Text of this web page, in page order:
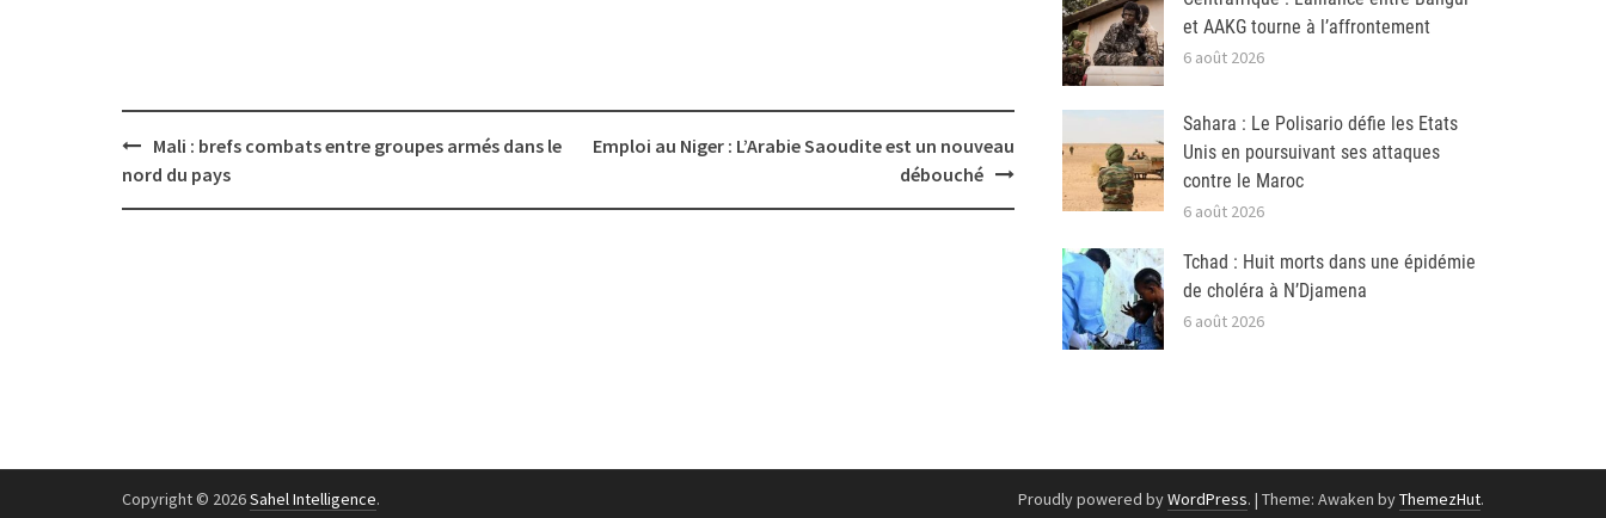
Post
navigation
Mali : brefs combats entre groupes armés dans le
nord du pays
Emploi au Niger : L’Arabie Saoudite est un nouveau
débouché
et AAKG tourne à l’affrontement
6 août 2026
Sahara : Le Polisario défie les Etats
Unis en poursuivant ses attaques
contre le Maroc
6 août 2026
Tchad : Huit morts dans une épidémie
de choléra à N’Djamena
6 août 2026
Copyright © 2026Sahel Intelligence. Proudly powered byWordPress. | Theme: Awaken byThemezHut.